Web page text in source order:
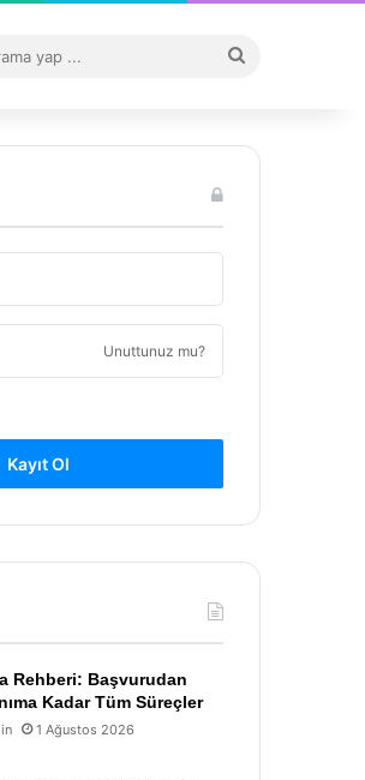
...
Unuttunuz mu?
Kayıt Ol
Rehberi: Başvurudan
Kadar Tüm Süreçler
1 Ağustos 2026